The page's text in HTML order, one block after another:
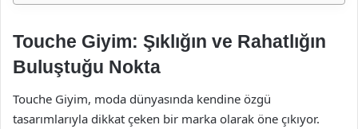
Touche Giyim: Şıklığın ve Rahatlığın
Buluştuğu Nokta
Touche Giyim, moda dünyasında kendine özgü
tasarımlarıyla dikkat çeken bir marka olarak öne çıkıyor.